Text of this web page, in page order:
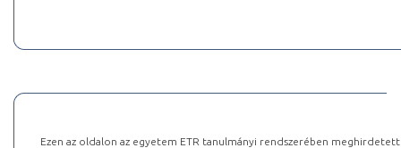
Ezen az oldalon az egyetem ETR tanulmányi rendszerében